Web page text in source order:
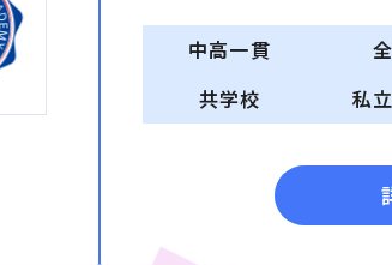
中高一貫
共学校
私